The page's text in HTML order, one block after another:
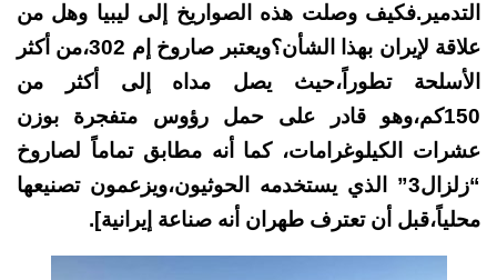
التدمير.فكيف وصلت هذه الصواريخ إلى ليبيا وهل من
علاقة لإيران بهذا الشأن؟ويعتبر صاروخ إم 302،من أكثر
الأسلحة تطوراً،حيث يصل مداه إلى أكثر من
150كم،وهو قادر على حمل رؤوس متفجرة بوزن
عشرات الكيلوغرامات، كما أنه مطابق تماماً لصاروخ
“زلزال3” الذي يستخدمه الحوثيون،ويزعمون تصنيعها
محلياً،قبل أن تعترف طهران أنه صناعة إيرانية].